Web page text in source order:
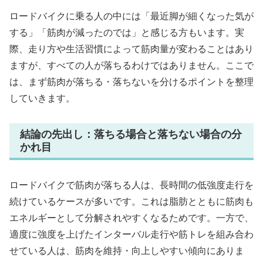
ロードバイクに乗る人の中には「最近脚が細くなった気が
する」「筋肉が減ったのでは」と感じる方もいます。実
際、走り方や生活習慣によって筋肉量が変わることはあり
ますが、すべての人が落ちるわけではありません。ここで
は、まず筋肉が落ちる・落ちないを分けるポイントを整理
していきます。
結論の先出し：落ちる場合と落ちない場合の分
かれ目
ロードバイクで筋肉が落ちる人は、長時間の低強度走行を
続けているケースが多いです。これは脂肪とともに筋肉も
エネルギーとして分解されやすくなるためです。一方で、
適度に強度を上げたインターバル走行や筋トレを組み合わ
せている人は、筋肉を維持・向上しやすい傾向にありま